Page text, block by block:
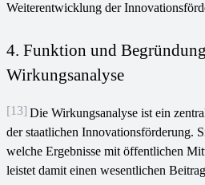
Weiterentwicklung der
4. Funktion und
Wirkungsanalyse
[13] Die Wirkungsanalyse ist ein
der staatlichen Innovationsförderung.
welche Ergebnisse mit öffentlichen
leistet damit einen wesentlichen